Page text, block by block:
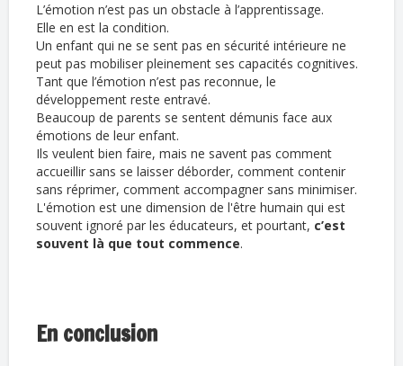
L’émotion n’est pas un obstacle à l’apprentissage.
Elle en est la condition.
Un enfant qui ne se sent pas en sécurité intérieure ne
peut pas mobiliser pleinement ses capacités cognitives.
Tant que l’émotion n’est pas reconnue, le
développement reste entravé.
Beaucoup de parents se sentent démunis face aux
émotions de leur enfant.
Ils veulent bien faire, mais ne savent pas comment
accueillir sans se laisser déborder, comment contenir
sans réprimer, comment accompagner sans minimiser.
L'émotion est une dimension de l'être humain qui est
souvent ignoré par les éducateurs, et pourtant, c’est
souvent là que tout commence.
En conclusion